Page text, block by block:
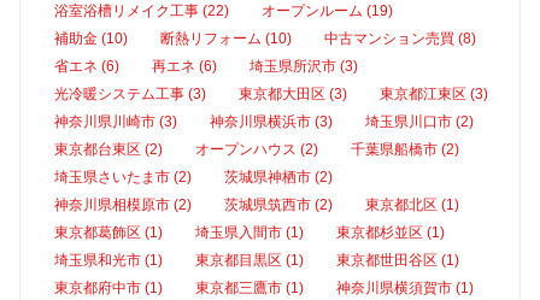
浴室浴槽リメイク工事 (22)
オープンルーム (19)
補助金 (10)
断熱リフォーム (10)
中古マンション売買 (8)
省エネ (6)
再エネ (6)
埼玉県所沢市 (3)
光冷暖システム工事 (3)
東京都大田区 (3)
東京都江東区 (3)
神奈川県川崎市 (3)
神奈川県横浜市 (3)
埼玉県川口市 (2)
東京都台東区 (2)
オープンハウス (2)
千葉県船橋市 (2)
埼玉県さいたま市 (2)
茨城県神栖市 (2)
神奈川県相模原市 (2)
茨城県筑西市 (2)
東京都北区 (1)
東京都葛飾区 (1)
埼玉県入間市 (1)
東京都杉並区 (1)
埼玉県和光市 (1)
東京都目黒区 (1)
東京都世田谷区 (1)
東京都府中市 (1)
東京都三鷹市 (1)
神奈川県横須賀市 (1)